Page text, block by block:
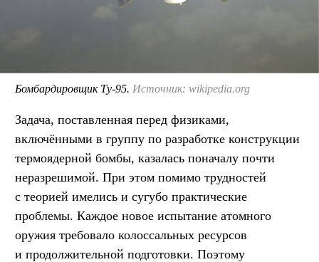
Бомбардировщик Ту-95. Источник: wikipedia.org
Задача, поставленная перед физиками,
включёнными в группу по разработке конструкции
термоядерной бомбы, казалась поначалу почти
неразрешимой. При этом помимо трудностей
с теорией имелись и сугубо практические
проблемы. Каждое новое испытание атомного
оружия требовало колоссальных ресурсов
и продолжительной подготовки. Поэтому